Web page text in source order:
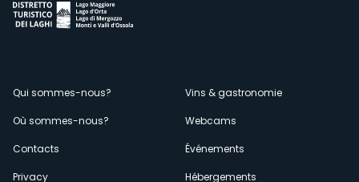
Menù
secondario
Qui sommes-nous?
Où sommes-nous?
Contacts
Privacy
Vins & gastronomie
Webcams
Événements
Hébergements